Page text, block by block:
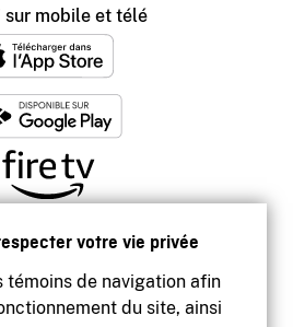
respecter votre vie privée
témoins de navigation afin
du site, ainsi
sur mobile et télé